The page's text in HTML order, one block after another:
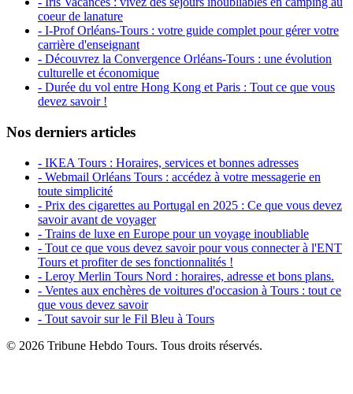
coeur de lanature
- I-Prof Orléans-Tours : votre guide complet pour gérer votre
carrière d'enseignant
- Découvrez la Convergence Orléans-Tours : une évolution
culturelle et économique
- Durée du vol entre Hong Kong et Paris : Tout ce que vous
devez savoir !
Nos derniers articles
- IKEA Tours : Horaires, services et bonnes adresses
- Webmail Orléans Tours : accédez à votre messagerie en
toute simplicité
- Prix des cigarettes au Portugal en 2025 : Ce que vous devez
savoir avant de voyager
- Trains de luxe en Europe pour un voyage inoubliable
- Tout ce que vous devez savoir pour vous connecter à l'ENT
Tours et profiter de ses fonctionnalités !
- Leroy Merlin Tours Nord : horaires, adresse et bons plans.
- Ventes aux enchères de voitures d'occasion à Tours : tout ce
que vous devez savoir
- Tout savoir sur le Fil Bleu à Tours
© 2026 Tribune Hebdo Tours. Tous droits réservés.